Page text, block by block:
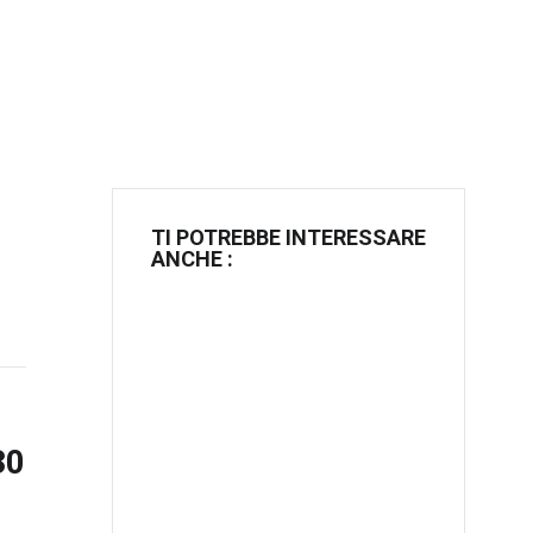
TI POTREBBE INTERESSARE
ANCHE :